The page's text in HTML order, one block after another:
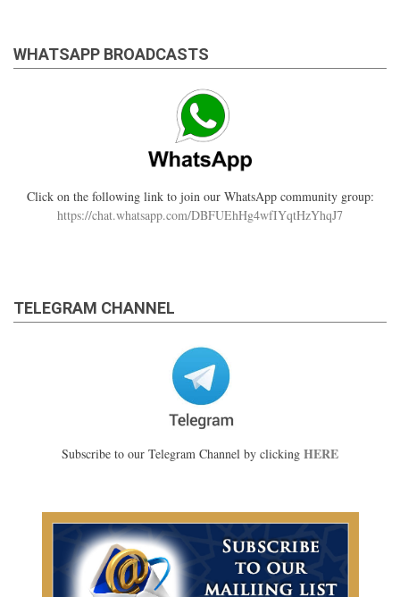
WHATSAPP BROADCASTS
Click on the following link to join our WhatsApp community group:
https://chat.whatsapp.com/DBFUEhHg4wfIYqtHzYhqJ7
TELEGRAM CHANNEL
Subscribe to our Telegram Channel by clicking HERE